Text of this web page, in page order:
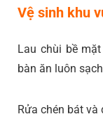
Vệ sinh khu
Lau chùi bề
bàn ăn luôn
Rửa chén bát